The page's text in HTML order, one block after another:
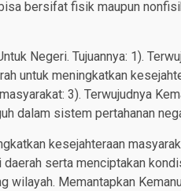
bersifat fisik maupun
Negeri. Tujuannya: 1).
untuk meningkatkan
3). Terwujudnya
dalam sistem pertahanan
kesejahteraan
serta menciptakan
wilayah. Memantapkan